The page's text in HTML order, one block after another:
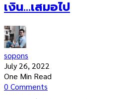
เงิน…เสมอไป
sopons
July 26, 2022
One Min Read
0 Comments